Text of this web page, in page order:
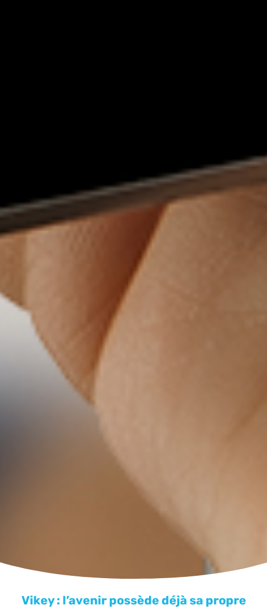
Vikey : l’avenir possède déjà sa propre